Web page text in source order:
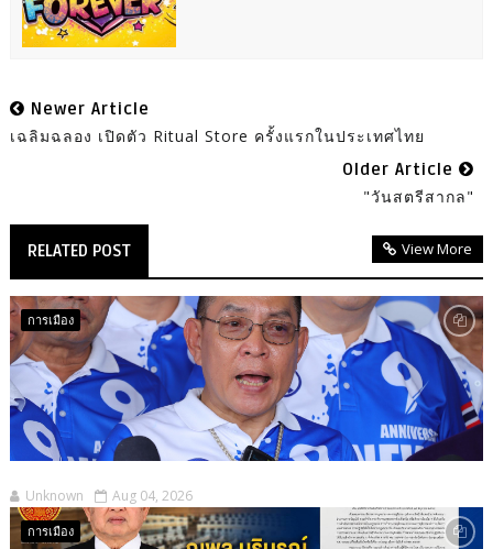
Newer Article
เฉลิมฉลอง เปิดตัว Ritual Store ครั้งแรกในประเทศไทย
Older Article
"วันสตรีสากล"
RELATED POST View More
การเมือง
Unknown Aug 04, 2026
การเมือง